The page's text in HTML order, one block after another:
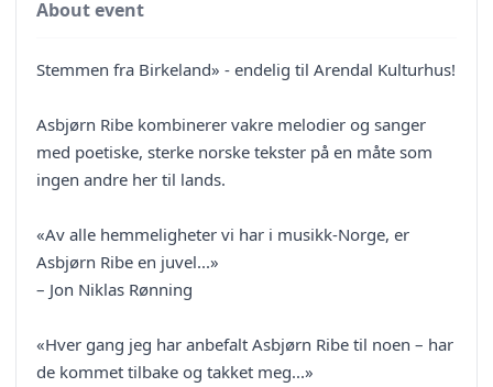
About event
Stemmen fra Birkeland» - endelig til Arendal Kulturhus!
Asbjørn Ribe kombinerer vakre melodier og sanger
med poetiske, sterke norske tekster på en måte som
ingen andre her til lands.
«Av alle hemmeligheter vi har i musikk-Norge, er
Asbjørn Ribe en juvel...»
– Jon Niklas Rønning
«Hver gang jeg har anbefalt Asbjørn Ribe til noen – har
de kommet tilbake og takket meg...»